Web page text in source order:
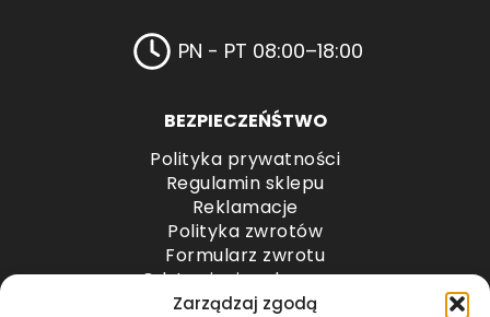
Zarządzaj zgodą
PN - PT 08:00–18:00
BEZPIECZEŃŚTWO
Polityka prywatności
Regulamin sklepu
Reklamacje
Polityka zwrotów
Formularz zwrotu
Odstąpienie od umowy
Odstąpienie od umowy – przesyłki paletowe